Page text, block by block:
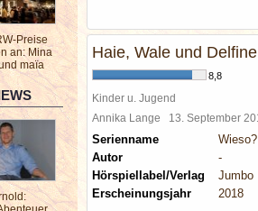
Preise
an: Mina
maïa
Haie, Wale und Delfine
8,8
Kinder u. Jugend
Annika Lange 13. September
Serienname
Autor
-
Hörspiellabel/Verlag
Jumbo
Erscheinungsjahr
2018